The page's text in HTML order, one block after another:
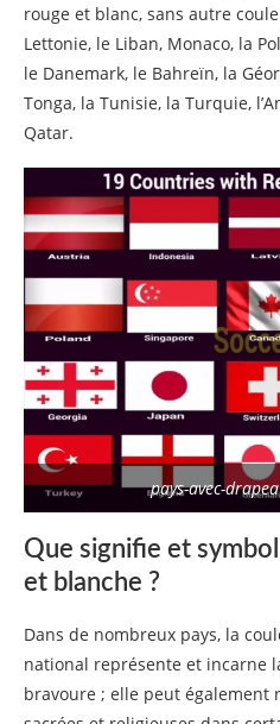
Drapeau de la Pologne
Que signifie et
drapeau polonais:
Que symbolise et
drapeau de Singapour:
Drapeau du Canada
Que symbolise et
drapeau du Canada :
Drapeau du Danemark
Que symbolise et
drapeau du Danemark :
Drapeau de Bahreïn
Que symbolise
drapeau de Bahreïn :
Drapeau de la
Que symbolise
drapeau de la Géorgie:
rouge et blanc, sans autre
Lettonie, le Liban, Monaco, la
le Danemark, le Bahreïn, la
Tonga, la Tunisie, la Turquie,
Qatar.
pays-avec-
Que signifie et
et blanche ?
Dans de nombreux pays, la
national représente et incarne
bravoure ; elle peut également